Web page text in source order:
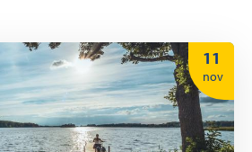
11
nov